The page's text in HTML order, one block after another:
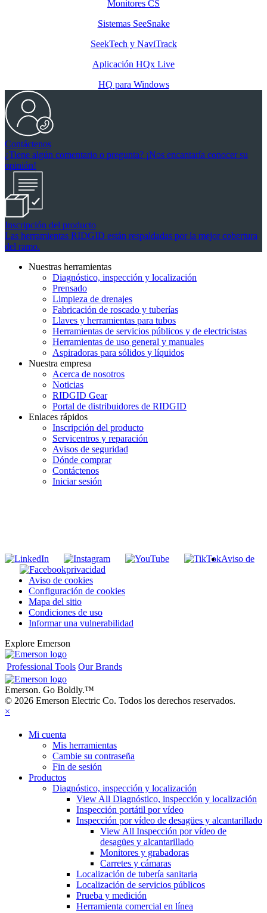
Monitores CS
Sistemas SeeSnake
SeekTech y NaviTrack
Aplicación HQx Live
HQ para Windows
Contáctenos
¿Tiene algún comentario o pregunta? ¡Nos encantaría conocer su
opinión!
Inscripción del producto
Las herramientas RIDGID están respaldadas por la mejor cobertura
del ramo.
Nuestras herramientas
Diagnóstico, inspección y localización
Prensado
Limpieza de drenajes
Fabricación de roscado y tuberías
Llaves y herramientas para tubos
Herramientas de servicios públicos y de electricistas
Herramientas de uso general y manuales
Aspiradoras para sólidos y líquidos
Nuestra empresa
Acerca de nosotros
Noticias
RIDGID Gear
Portal de distribuidores de RIDGID
Enlaces rápidos
Inscripción del producto
Servicentros y reparación
Avisos de seguridad
Dónde comprar
Contáctenos
Iniciar sesión
Aviso de
privacidad
Aviso de cookies
Configuración de cookies
Mapa del sitio
Condiciones de uso
Informar una vulnerabilidad
Explore Emerson
Professional Tools Our Brands
Emerson. Go Boldly.™
© 2026 Emerson Electric Co. Todos los derechos reservados.
×
Mi cuenta
Mis herramientas
Cambie su contraseña
Fin de sesión
Productos
Diagnóstico, inspección y localización
View All Diagnóstico, inspección y localización
Inspección portátil por vídeo
Inspección por vídeo de desagües y alcantarillado
View All Inspección por vídeo de
desagües y alcantarillado
Monitores y grabadoras
Carretes y cámaras
Localización de tubería sanitaria
Localización de servicios públicos
Prueba y medición
Herramienta comercial en línea